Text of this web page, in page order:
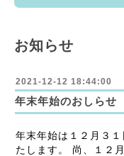
お知らせ
2021-12-12 18:44:00
年末年始のおしらせ
年末年始は１２月３
たします。 尚、１２